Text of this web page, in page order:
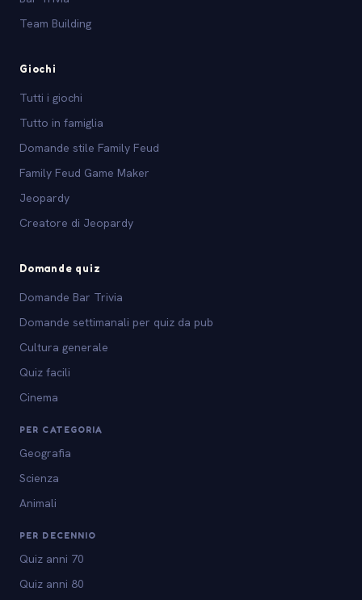
Team Building
Giochi
Tutti i giochi
Tutto in famiglia
Domande stile Family Feud
Family Feud Game Maker
Jeopardy
Creatore di Jeopardy
Domande quiz
Domande Bar Trivia
Domande settimanali per quiz da pub
Cultura generale
Quiz facili
Cinema
PER CATEGORIA
Geografia
Scienza
Animali
PER DECENNIO
Quiz anni 70
Quiz anni 80